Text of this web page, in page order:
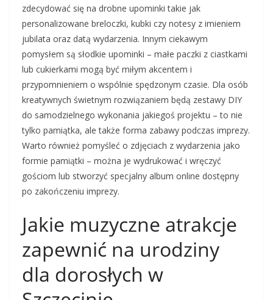
zdecydować się na drobne upominki takie jak
personalizowane breloczki, kubki czy notesy z imieniem
jubilata oraz datą wydarzenia. Innym ciekawym
pomysłem są słodkie upominki – małe paczki z ciastkami
lub cukierkami mogą być miłym akcentem i
przypomnieniem o wspólnie spędzonym czasie. Dla osób
kreatywnych świetnym rozwiązaniem będą zestawy DIY
do samodzielnego wykonania jakiegoś projektu – to nie
tylko pamiątka, ale także forma zabawy podczas imprezy.
Warto również pomyśleć o zdjęciach z wydarzenia jako
formie pamiątki – można je wydrukować i wręczyć
gościom lub stworzyć specjalny album online dostępny
po zakończeniu imprezy.
Jakie muzyczne atrakcje
zapewnić na urodziny
dla dorosłych w